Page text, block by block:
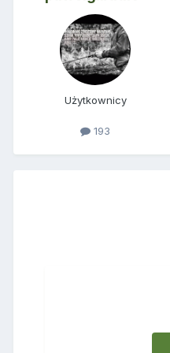
Użytkownicy
193